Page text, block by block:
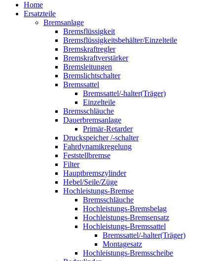
Home
Ersatzteile
Bremsanlage
Bremsflüssigkeit
Bremsflüssigkeitsbehälter/Einzelteile
Bremskraftregler
Bremskraftverstärker
Bremsleitungen
Bremslichtschalter
Bremssattel
Bremssattel/-halter(Träger)
Einzelteile
Bremsschläuche
Dauerbremsanlage
Primär-Retarder
Druckspeicher /-schalter
Fahrdynamikregelung
Feststellbremse
Filter
Hauptbremszylinder
Hebel/Seile/Züge
Hochleistungs-Bremse
Bremsschläuche
Hochleistungs-Bremsbelag
Hochleistungs-Bremsensatz
Hochleistungs-Bremssattel
Bremssattel/-halter(Träger)
Montagesatz
Hochleistungs-Bremsscheibe